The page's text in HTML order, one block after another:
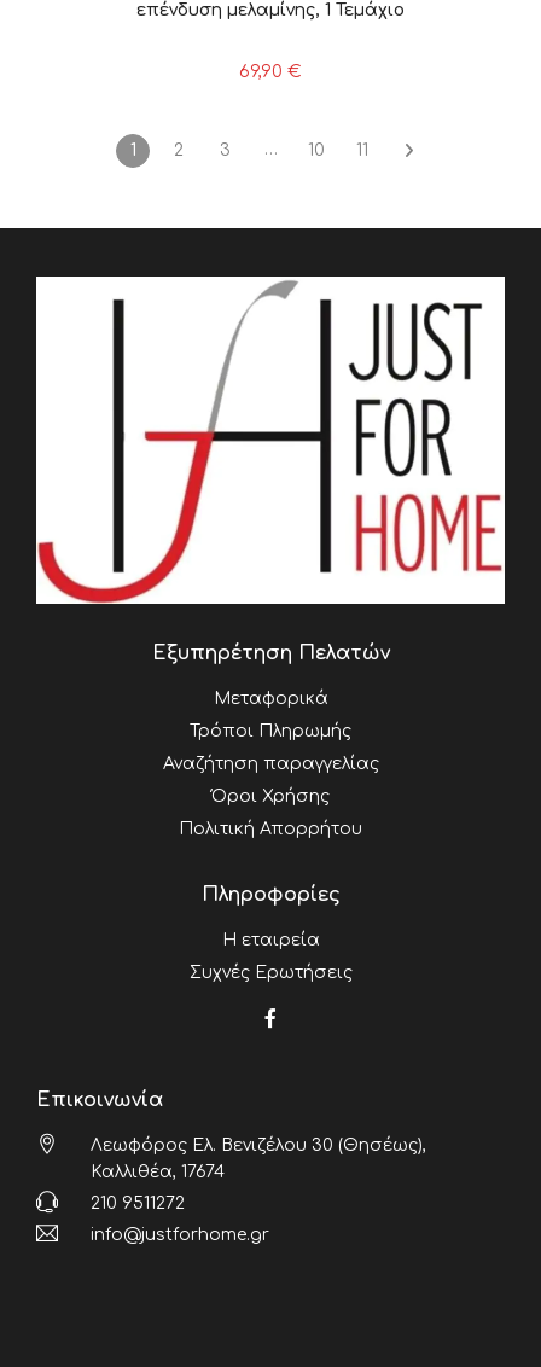
επένδυση μελαμίνης, 1 Τεμάχιο
69,90 €
1 2 3 … 10 11
Εξυπηρέτηση Πελατών
Μεταφορικά
Τρόποι Πληρωμής
Αναζήτηση παραγγελίας
Όροι Χρήσης
Πολιτική Απορρήτου
Πληροφορίες
Η εταιρεία
Συχνές Ερωτήσεις
Επικοινωνία
Λεωφόρος Ελ. Βενιζέλου 30 (Θησέως),
Καλλιθέα, 17674
210 9511272
info@justforhome.gr